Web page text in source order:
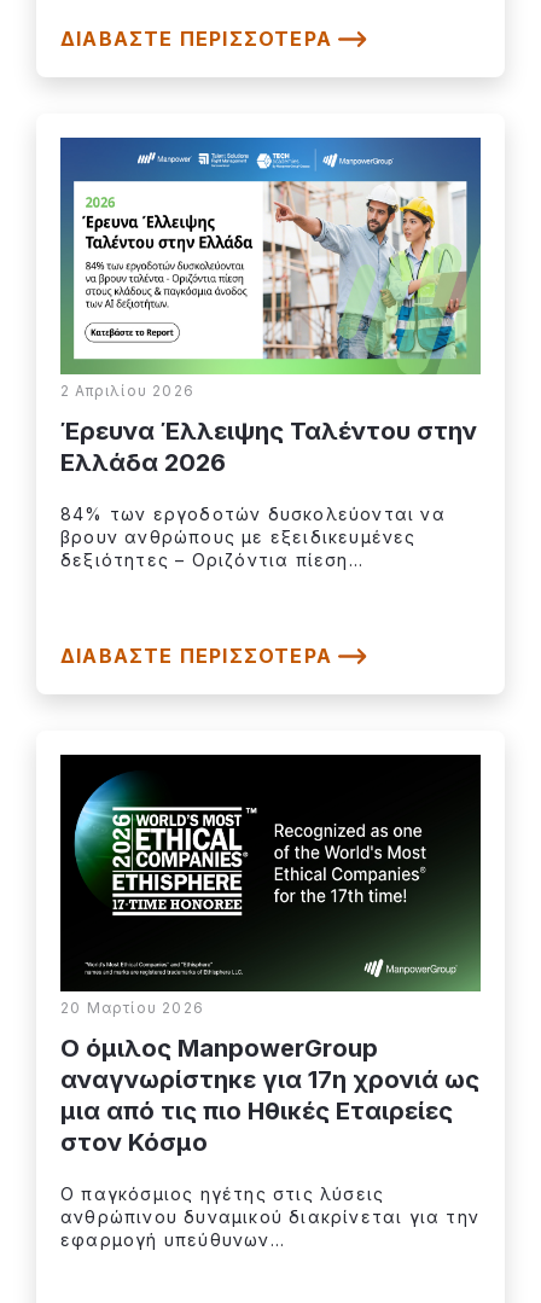
ΔΙΑΒΆΣΤΕ ΠΕΡΙΣΣΌΤΕΡΑ
2 Απριλίου 2026
Έρευνα Έλλειψης Ταλέντου στην
Ελλάδα 2026
84% των εργοδοτών δυσκολεύονται να
βρουν ανθρώπους με εξειδικευμένες
δεξιότητες – Οριζόντια πίεση...
ΔΙΑΒΆΣΤΕ ΠΕΡΙΣΣΌΤΕΡΑ
20 Μαρτίου 2026
Ο όμιλος ManpowerGroup
αναγνωρίστηκε για 17η χρονιά ως
μια από τις πιο Ηθικές Εταιρείες
στον Κόσμο
Ο παγκόσμιος ηγέτης στις λύσεις
ανθρώπινου δυναμικού διακρίνεται για την
εφαρμογή υπεύθυνων...